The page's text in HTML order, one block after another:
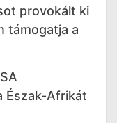
provokált ki
támogatja a
Észak-Afrikát